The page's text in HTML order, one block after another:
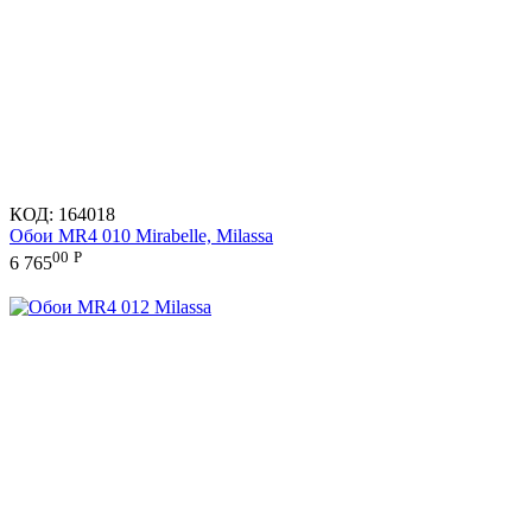
КОД: 164018
Обои MR4 010 Mirabelle, Milassa
6 76500 Р